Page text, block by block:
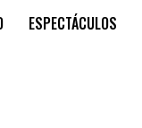
ESPECTÁCULOS